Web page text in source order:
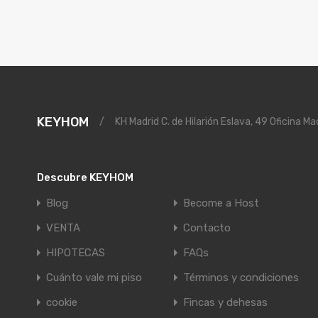
KEYHOM / KH Madrid C. de Hilarión Eslava, 49 Oficina
Descubre KEYHOM
Blog
Become a Host
VENTA
Contacto
HIPOTECAS
FAQs
Cuánto vale mi piso
Términos y condiciones
cookie
Fincas y dehesas